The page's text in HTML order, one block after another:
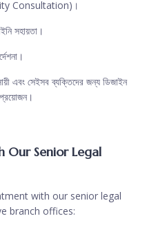
Consultation)।
সহায়তা।
এবং সেইসব ব্যক্তিদের জন্য ডিজাইন
প্রয়োজন।
Our Senior Legal
with our senior legal
branch offices: